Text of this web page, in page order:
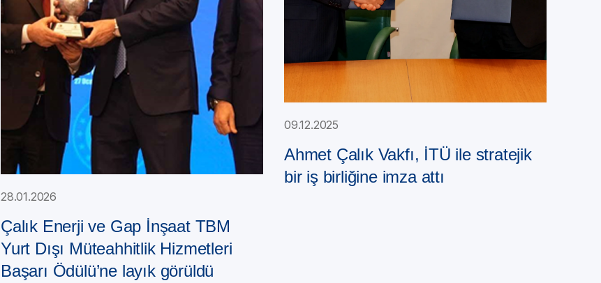
28.01.2026
Çalık Enerji ve Gap İnşaat TBM
Yurt Dışı Müteahhitlik Hizmetleri
Başarı Ödülü’ne layık görüldü
09.12.2025
Ahmet Çalık Vakfı, İTÜ ile stratejik
bir iş birliğine imza attı